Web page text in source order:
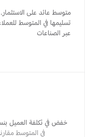
متوسط عائد على
تسليمها في المتوسط
عبر الصناعات
خفض في تكلفة العميل
في المتوسط